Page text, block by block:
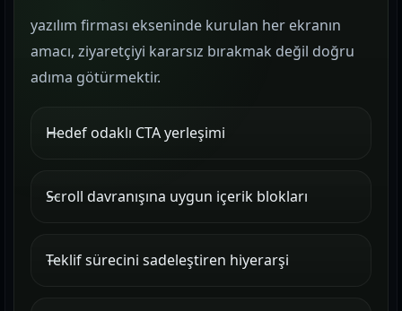
yazılım firması ekseninde kurulan her ekranın
amacı, ziyaretçiyi kararsız bırakmak değil doğru
adıma götürmektir.
Hedef odaklı CTA yerleşimi
Scroll davranışına uygun içerik blokları
Teklif sürecini sadeleştiren hiyerarşi